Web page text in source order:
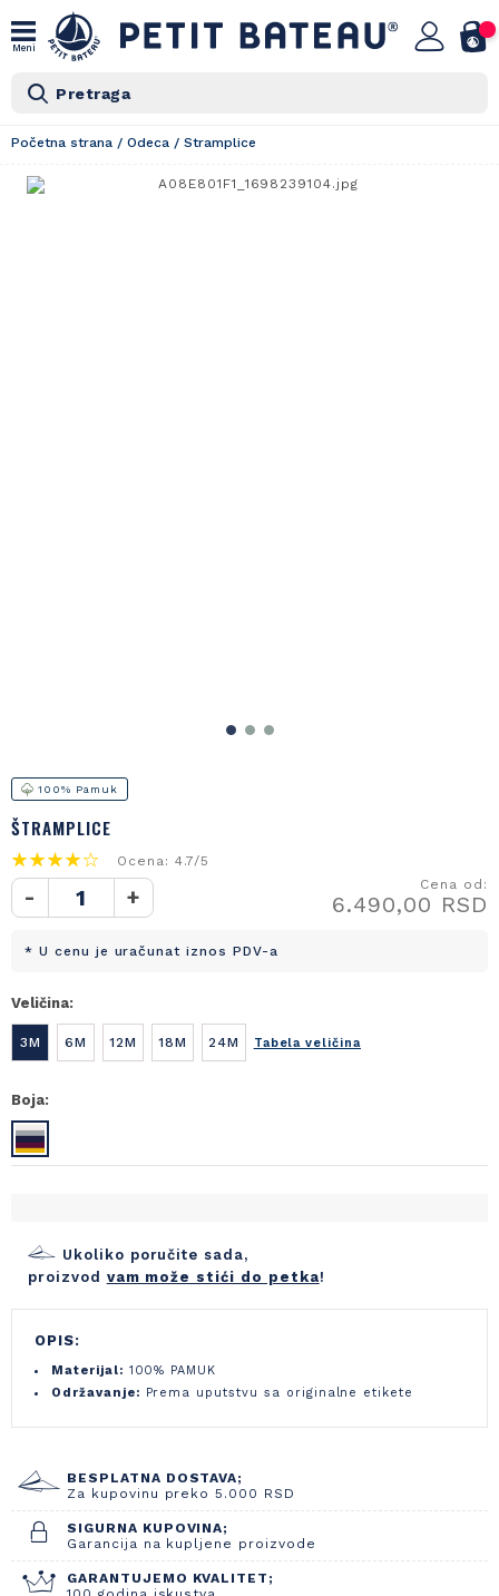
Meni
Pretraga
Početna strana / Odeca / Stramplice
100% Pamuk
ŠTRAMPLICE
Ocena: 4.7/5
- + Cena od:
6.490,00 RSD
* U cenu je uračunat iznos PDV-a
Veličina:
3M 6M 12M 18M 24M Tabela veličina
Boja:
Ukoliko poručite sada,
proizvod vam može stići do petka!
OPIS:
Materijal: 100% PAMUK
Održavanje: Prema uputstvu sa originalne etikete
BESPLATNA DOSTAVA;
Za kupovinu preko 5.000 RSD
SIGURNA KUPOVINA;
Garancija na kupljene proizvode
GARANTUJEMO KVALITET;